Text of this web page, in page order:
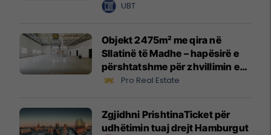
UBT
Objekt 2475m² me qira në
Sllatinë të Madhe – hapësirë e
përshtatshme për zhvillimin e
biznesit #16068
Pro Real Estate
Zgjidhni PrishtinaTicket për
udhëtimin tuaj drejt Hamburgut